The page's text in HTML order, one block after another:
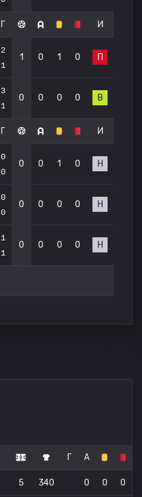
Г И
2
1
1 0 1 0 П
3
1
0 0 0 0 В
Г И
0
0
0 0 1 0 Н
0
0
0 0 0 0 Н
1
1
0 0 0 0 Н
Г А
5 340 0 0 0